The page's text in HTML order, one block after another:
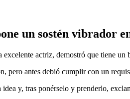
un sostén vibrador
excelente actriz, demostró que tiene
pero antes debió cumplir con un
y, tras ponérselo y prenderlo,